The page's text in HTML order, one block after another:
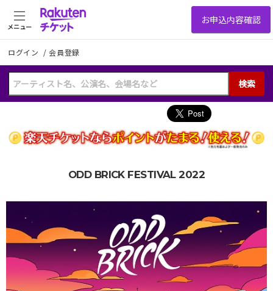
ログイン /会員登録
検索
メニュー
ODD BRICK FESTIVAL 2022